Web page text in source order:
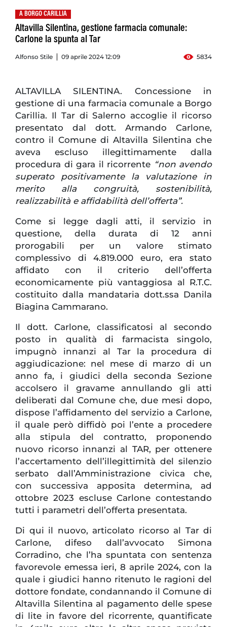
A BORGO CARILLIA
Altavilla Silentina, gestione farmacia comunale:
Carlone la spunta al Tar
Alfonso Stile 09 aprile 2024 12:09 5834
ALTAVILLA SILENTINA. Concessione in
gestione di una farmacia comunale a Borgo
Carillia. Il Tar di Salerno accoglie il ricorso
presentato dal dott. Armando Carlone,
contro il Comune di Altavilla Silentina che
aveva escluso illegittimamente dalla
procedura di gara il ricorrente “non avendo
superato positivamente la valutazione in
merito alla congruità, sostenibilità,
realizzabilità e affidabilità dell’offerta”.
Come si legge dagli atti, il servizio in
questione, della durata di 12 anni
prorogabili per un valore stimato
complessivo di 4.819.000 euro, era stato
affidato con il criterio dell’offerta
economicamente più vantaggiosa al R.T.C.
costituito dalla mandataria dott.ssa Danila
Biagina Cammarano.
Il dott. Carlone, classificatosi al secondo
posto in qualità di farmacista singolo,
impugnò innanzi al Tar la procedura di
aggiudicazione: nel mese di marzo di un
anno fa, i giudici della seconda Sezione
accolsero il gravame annullando gli atti
deliberati dal Comune che, due mesi dopo,
dispose l’affidamento del servizio a Carlone,
il quale però diffidò poi l’ente a procedere
alla stipula del contratto, proponendo
nuovo ricorso innanzi al TAR, per ottenere
l’accertamento dell’illegittimità del silenzio
serbato dall’Amministrazione civica che,
con successiva apposita determina, ad
ottobre 2023 escluse Carlone contestando
tutti i parametri dell’offerta presentata.
Di qui il nuovo, articolato ricorso al Tar di
Carlone, difeso dall’avvocato Simona
Corradino, che l’ha spuntata con sentenza
favorevole emessa ieri, 8 aprile 2024, con la
quale i giudici hanno ritenuto le ragioni del
dottore fondate, condannando il Comune di
Altavilla Silentina al pagamento delle spese
di lite in favore del ricorrente, quantificate